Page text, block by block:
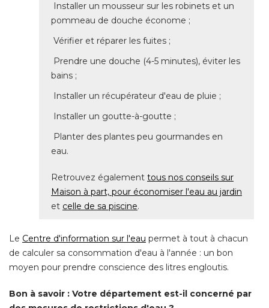
 Installer un mousseur sur les robinets et un
pommeau de douche économe ;
 Vérifier et réparer les fuites ;
 Prendre une douche (4-5 minutes), éviter les
bains ;
 Installer un récupérateur d'eau de pluie ;
 Installer un goutte-à-goutte ;
 Planter des plantes peu gourmandes en
eau.
Retrouvez également tous nos conseils sur
Maison à part, pour économiser l'eau au jardin
et celle de sa piscine.
Le Centre d'information sur l'eau permet à tout à chacun
de calculer sa consommation d'eau à l'année : un bon
moyen pour prendre conscience des litres engloutis.
Bon à savoir : Votre département est-il concerné par